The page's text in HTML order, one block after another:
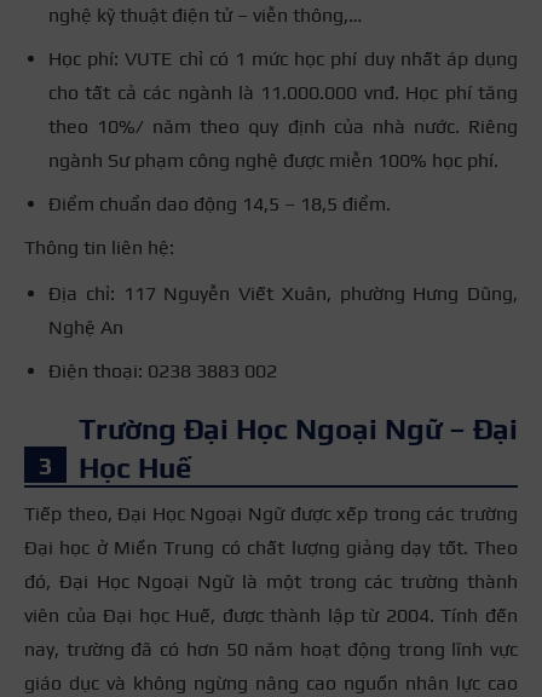
nghệ kỹ thuật điện tử – viễn thông,…
Học phí: VUTE chỉ có 1 mức học phí duy nhất áp dụng
cho tất cả các ngành là 11.000.000 vnđ. Học phí tăng
theo 10%/ năm theo quy định của nhà nước. Riêng
ngành Sư phạm công nghệ được miễn 100% học phí.
Điểm chuẩn dao động 14,5 – 18,5 điểm.
Thông tin liên hệ:
Địa chỉ: 117 Nguyễn Viết Xuân, phường Hưng Dũng,
Nghệ An
Điện thoại: 0238 3883 002
Trường Đại Học Ngoại Ngữ – Đại
Học Huế
Tiếp theo, Đại Học Ngoại Ngữ được xếp trong các trường
Đại học ở Miền Trung có chất lượng giảng dạy tốt. Theo
đó, Đại Học Ngoại Ngữ là một trong các trường thành
viên của Đại học Huế, được thành lập từ 2004. Tính đến
nay, trường đã có hơn 50 năm hoạt động trong lĩnh vực
giáo dục và không ngừng nâng cao nguồn nhân lực cao